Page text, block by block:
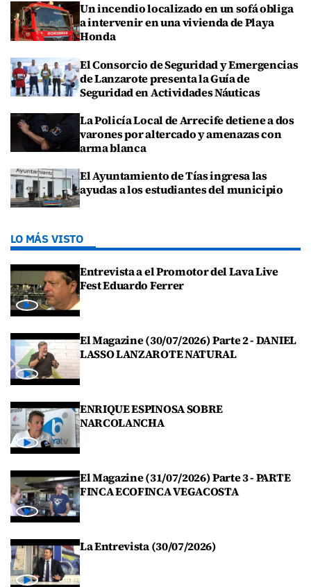
Un incendio localizado en un sofá obliga
a intervenir en una vivienda de Playa
Honda
El Consorcio de Seguridad y Emergencias
de Lanzarote presenta la Guía de
Seguridad en Actividades Náuticas
La Policía Local de Arrecife detiene a dos
varones por altercado y amenazas con
arma blanca
El Ayuntamiento de Tías ingresa las
ayudas a los estudiantes del municipio
LO MÁS VISTO
Entrevista a el Promotor del Lava Live
Fest Eduardo Ferrer
El Magazine (30/07/2026) Parte 2 - DANIEL
LASSO LANZAROTE NATURAL
ENRIQUE ESPINOSA SOBRE
NARCOLANCHA
El Magazine (31/07/2026) Parte 3 - PARTE
FINCA ECOFINCA VEGACOSTA
La Entrevista (30/07/2026)